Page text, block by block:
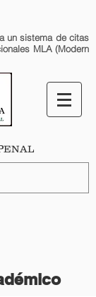
un sistema de citas
MLA (Modern
ENAL